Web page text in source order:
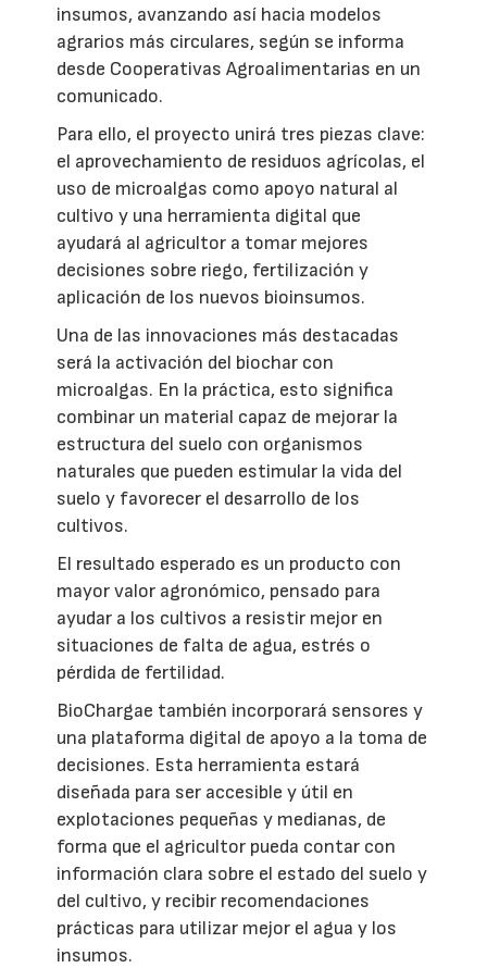
insumos, avanzando así hacia modelos
agrarios más circulares, según se informa
desde Cooperativas Agroalimentarias en un
comunicado.
Para ello, el proyecto unirá tres piezas clave:
el aprovechamiento de residuos agrícolas, el
uso de microalgas como apoyo natural al
cultivo y una herramienta digital que
ayudará al agricultor a tomar mejores
decisiones sobre riego, fertilización y
aplicación de los nuevos bioinsumos.
Una de las innovaciones más destacadas
será la activación del biochar con
microalgas. En la práctica, esto significa
combinar un material capaz de mejorar la
estructura del suelo con organismos
naturales que pueden estimular la vida del
suelo y favorecer el desarrollo de los
cultivos.
El resultado esperado es un producto con
mayor valor agronómico, pensado para
ayudar a los cultivos a resistir mejor en
situaciones de falta de agua, estrés o
pérdida de fertilidad.
BioChargae también incorporará sensores y
una plataforma digital de apoyo a la toma de
decisiones. Esta herramienta estará
diseñada para ser accesible y útil en
explotaciones pequeñas y medianas, de
forma que el agricultor pueda contar con
información clara sobre el estado del suelo y
del cultivo, y recibir recomendaciones
prácticas para utilizar mejor el agua y los
insumos.